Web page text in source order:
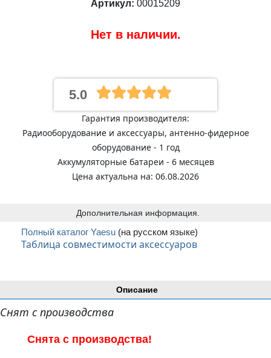
Описание
Снят с производства
Снята с производства!
Артикул: 00015209
Нет в наличии.
5.0
Гарантия производителя:
Радиооборудование и аксессуары, антенно-фидерное
оборудование - 1 год
Аккумуляторные батареи - 6 месяцев
Цена актуальна на: 06.08.2026
Дополнительная информация.
Полный каталог Yaesu (на русском языке)
Таблица совместимости аксессуаров